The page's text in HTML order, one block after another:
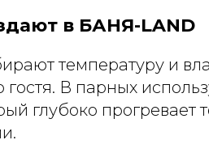
в БАНЯ-LAND
температуру и
В парных
глубоко прогревает